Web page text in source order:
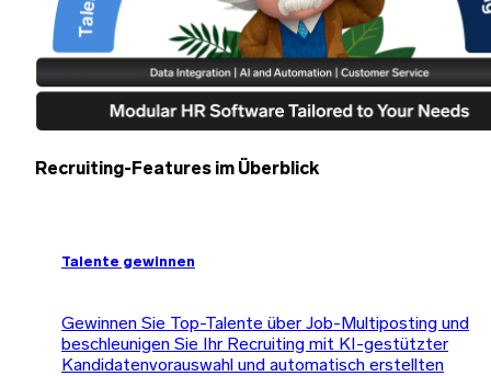
Recruiting-Features im Überblick
Talente gewinnen
Gewinnen Sie Top-Talente über Job-Multiposting und
beschleunigen Sie Ihr Recruiting mit KI-gestützter
Kandidatenvorauswahl und automatisch erstellten